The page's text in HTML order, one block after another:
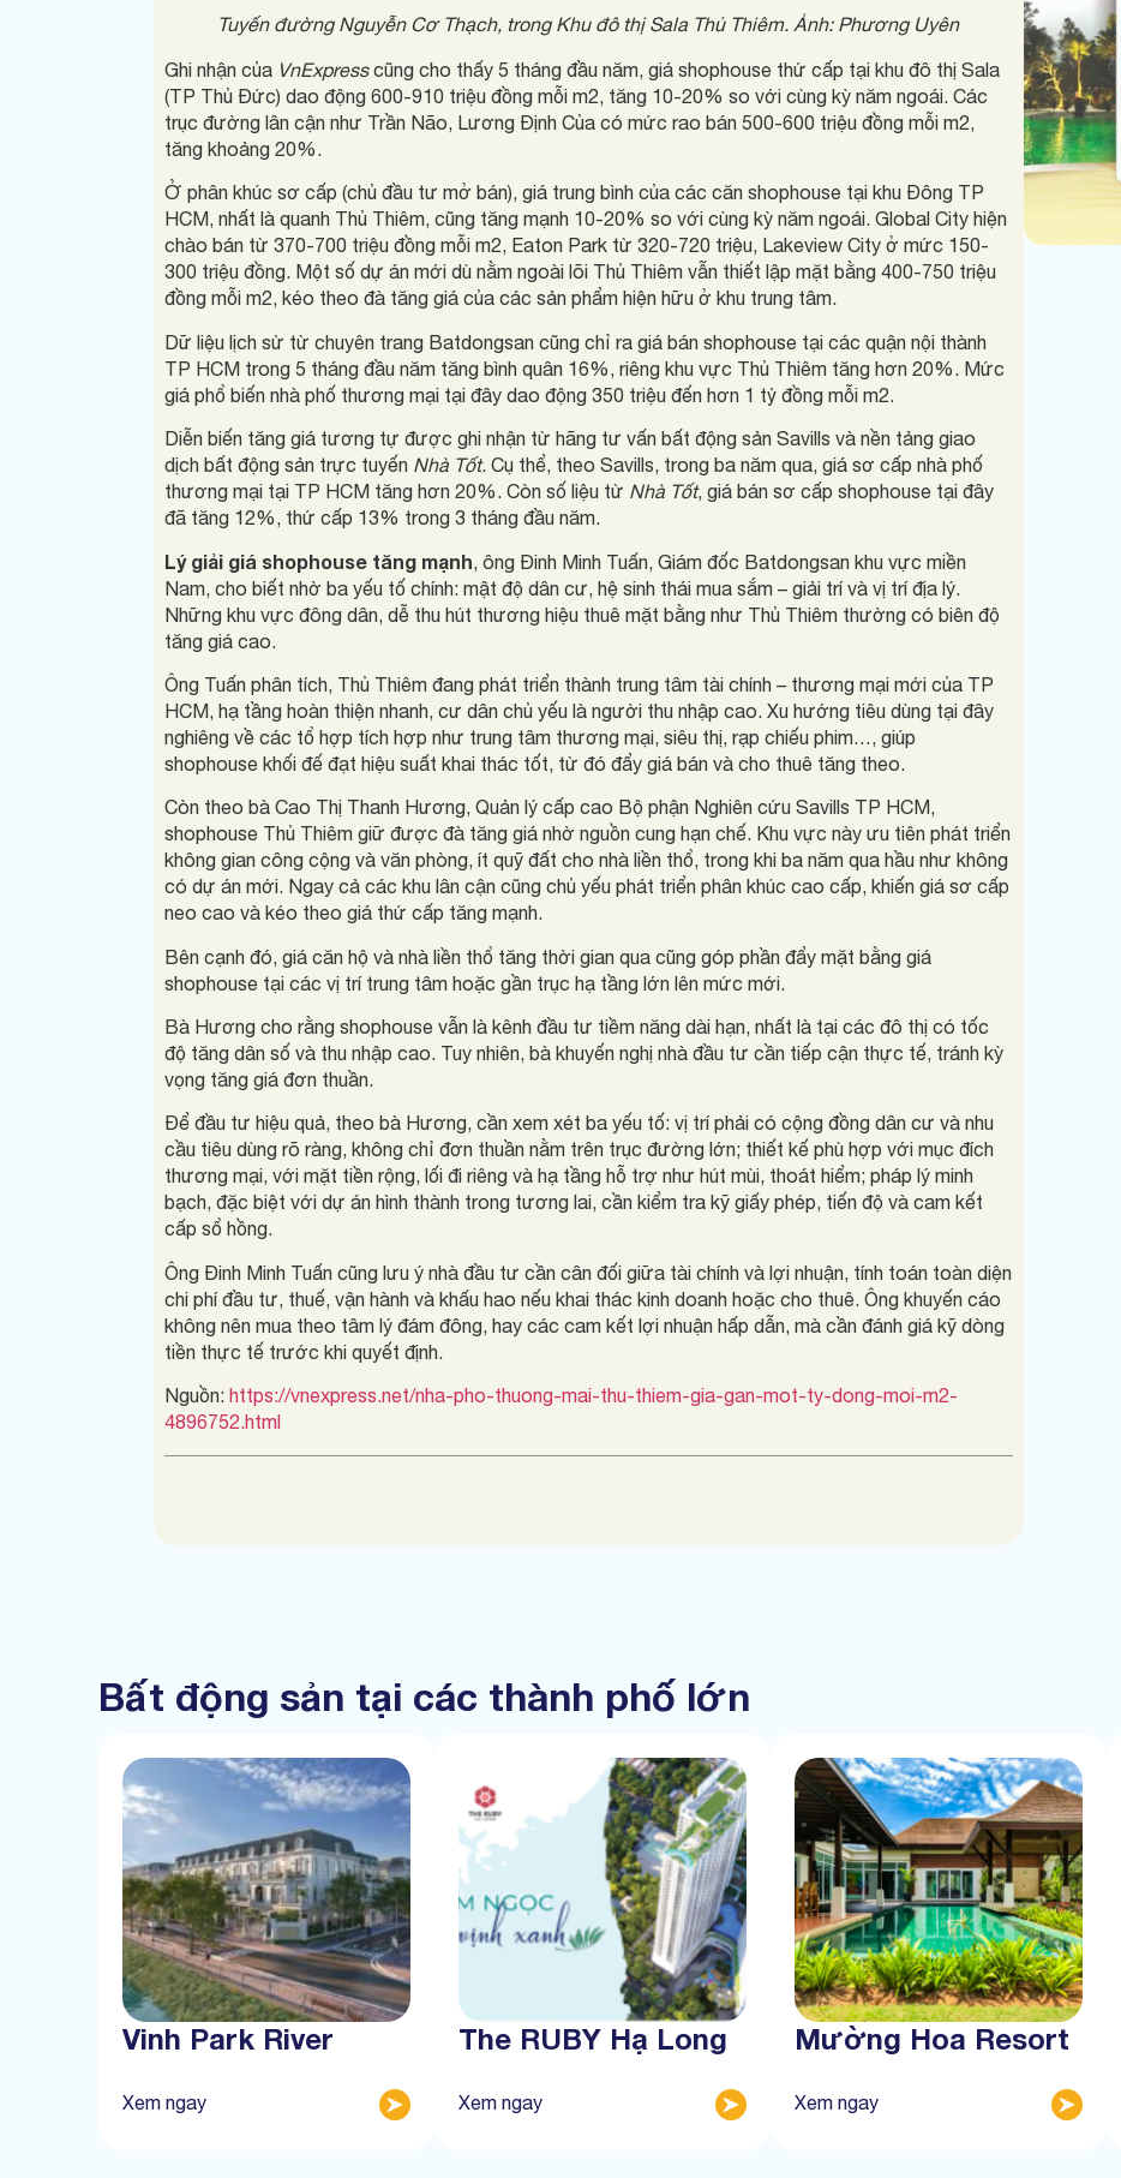
Tuyến đường Nguyễn Cơ Thạch, trong Khu đô thị Sala Thủ Thiêm. Ảnh: Phương Uyên
Ghi nhận của VnExpresscũng cho thấy 5 tháng đầu năm, giá shophouse thứ cấp tại khu đô thị Sala
(TP Thủ Đức) dao động 600-910 triệu đồng mỗi m2, tăng 10-20% so với cùng kỳ năm ngoái. Các
trục đường lân cận như Trần Não, Lương Định Của có mức rao bán 500-600 triệu đồng mỗi m2,
tăng khoảng 20%.
Ở phân khúc sơ cấp (chủ đầu tư mở bán), giá trung bình của các căn shophouse tại khu Đông TP
HCM, nhất là quanh Thủ Thiêm, cũng tăng mạnh 10-20% so với cùng kỳ năm ngoái. Global City hiện
chào bán từ 370-700 triệu đồng mỗi m2, Eaton Park từ 320-720 triệu, Lakeview City ở mức 150-
300 triệu đồng. Một số dự án mới dù nằm ngoài lõi Thủ Thiêm vẫn thiết lập mặt bằng 400-750 triệu
đồng mỗi m2, kéo theo đà tăng giá của các sản phẩm hiện hữu ở khu trung tâm.
Dữ liệu lịch sử từ chuyên trang Batdongsan cũng chỉ ra giá bán shophouse tại các quận nội thành
TP HCM trong 5 tháng đầu năm tăng bình quân 16%, riêng khu vực Thủ Thiêm tăng hơn 20%. Mức
giá phổ biến nhà phố thương mại tại đây dao động 350 triệu đến hơn 1 tỷ đồng mỗi m2.
Diễn biến tăng giá tương tự được ghi nhận từ hãng tư vấn bất động sản Savills và nền tảng giao
dịch bất động sản trực tuyến Nhà Tốt. Cụ thể, theo Savills, trong ba năm qua, giá sơ cấp nhà phố
thương mại tại TP HCM tăng hơn 20%. Còn số liệu từ Nhà Tốt, giá bán sơ cấp shophouse tại đây
đã tăng 12%, thứ cấp 13% trong 3 tháng đầu năm.
Lý giải giá shophouse tăng mạnh , ông Đinh Minh Tuấn, Giám đốc Batdongsan khu vực miền
Nam, cho biết nhờ ba yếu tố chính: mật độ dân cư, hệ sinh thái mua sắm – giải trí và vị trí địa lý.
Những khu vực đông dân, dễ thu hút thương hiệu thuê mặt bằng như Thủ Thiêm thường có biên độ
tăng giá cao.
Ông Tuấn phân tích, Thủ Thiêm đang phát triển thành trung tâm tài chính – thương mại mới của TP
HCM, hạ tầng hoàn thiện nhanh, cư dân chủ yếu là người thu nhập cao. Xu hướng tiêu dùng tại đây
nghiêng về các tổ hợp tích hợp như trung tâm thương mại, siêu thị, rạp chiếu phim…, giúp
shophouse khối đế đạt hiệu suất khai thác tốt, từ đó đẩy giá bán và cho thuê tăng theo.
Còn theo bà Cao Thị Thanh Hương, Quản lý cấp cao Bộ phận Nghiên cứu Savills TP HCM,
shophouse Thủ Thiêm giữ được đà tăng giá nhờ nguồn cung hạn chế. Khu vực này ưu tiên phát triển
không gian công cộng và văn phòng, ít quỹ đất cho nhà liền thổ, trong khi ba năm qua hầu như không
có dự án mới. Ngay cả các khu lân cận cũng chủ yếu phát triển phân khúc cao cấp, khiến giá sơ cấp
neo cao và kéo theo giá thứ cấp tăng mạnh.
Bên cạnh đó, giá căn hộ và nhà liền thổ tăng thời gian qua cũng góp phần đẩy mặt bằng giá
shophouse tại các vị trí trung tâm hoặc gần trục hạ tầng lớn lên mức mới.
Bà Hương cho rằng shophouse vẫn là kênh đầu tư tiềm năng dài hạn, nhất là tại các đô thị có tốc
độ tăng dân số và thu nhập cao. Tuy nhiên, bà khuyến nghị nhà đầu tư cần tiếp cận thực tế, tránh kỳ
vọng tăng giá đơn thuần.
Để đầu tư hiệu quả, theo bà Hương, cần xem xét ba yếu tố: vị trí phải có cộng đồng dân cư và nhu
cầu tiêu dùng rõ ràng, không chỉ đơn thuần nằm trên trục đường lớn; thiết kế phù hợp với mục đích
thương mại, với mặt tiền rộng, lối đi riêng và hạ tầng hỗ trợ như hút mùi, thoát hiểm; pháp lý minh
bạch, đặc biệt với dự án hình thành trong tương lai, cần kiểm tra kỹ giấy phép, tiến độ và cam kết
cấp sổ hồng.
Ông Đinh Minh Tuấn cũng lưu ý nhà đầu tư cần cân đối giữa tài chính và lợi nhuận, tính toán toàn diện
chi phí đầu tư, thuế, vận hành và khấu hao nếu khai thác kinh doanh hoặc cho thuê. Ông khuyến cáo
không nên mua theo tâm lý đám đông, hay các cam kết lợi nhuận hấp dẫn, mà cần đánh giá kỹ dòng
tiền thực tế trước khi quyết định.
Nguồn: https://vnexpress.net/nha-pho-thuong-mai-thu-thiem-gia-gan-mot-ty-dong-moi-m2-
4896752.html
Bất động sản tại các thành phố lớn
Vinh Park River
Xem ngay
The RUBY Hạ Long
Xem ngay
Mường Hoa Resort
Xem ngay